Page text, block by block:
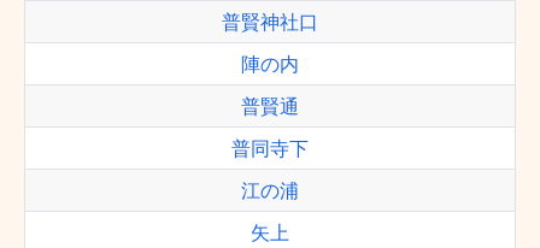
普賢神社口
陣の内
普賢通
普同寺下
江の浦
矢上